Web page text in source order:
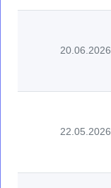
20.06.2026
22.05.2026